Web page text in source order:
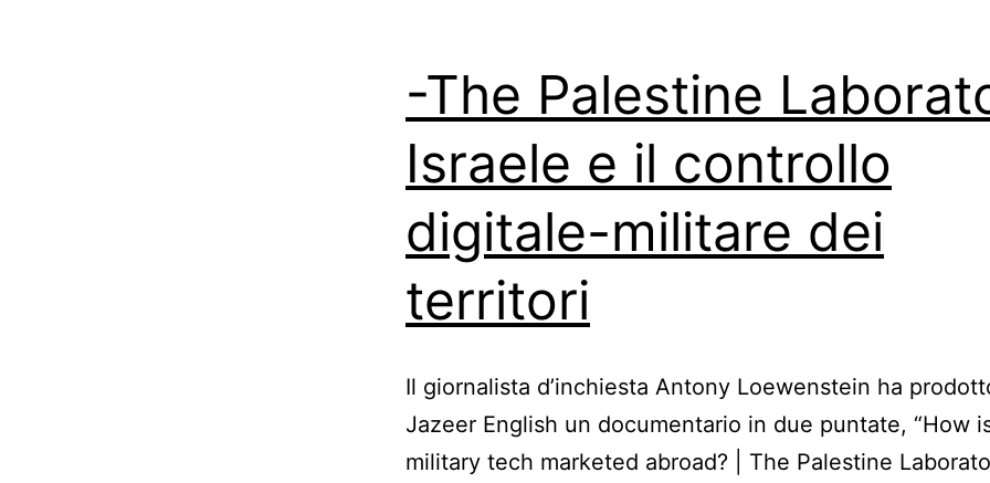
-The Palestine
Israele e il controllo
digitale-militare dei
territori
Il giornalista d’inchiesta Antony Loewenstein ha
Jazeer English un documentario in due puntate, “How is
military tech marketed abroad? | The Palestine